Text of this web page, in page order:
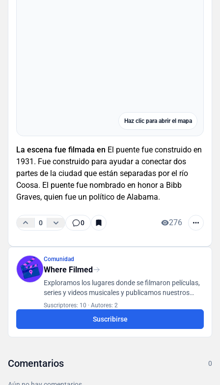
Haz clic para abrir el mapa
La escena fue filmada en El puente fue construido en
1931. Fue construido para ayudar a conectar dos
partes de la ciudad que están separadas por el río
Coosa. El puente fue nombrado en honor a Bibb
Graves, quien fue un político de Alabama.
0 0 276
Comunidad
Where Filmed
Exploramos los lugares donde se filmaron películas,
series y videos musicales y publicamos nuestros
hallazgos en una base de datos accesible para todos
Suscriptores: 10 · Autores: 2
Suscribirse
Comentarios 0